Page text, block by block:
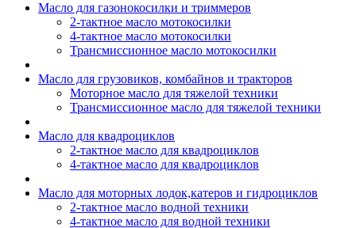
Масло для газонокосилки и триммеров
2-тактное масло мотокосилки
4-тактное масло мотокосилки
Трансмиссионное масло мотокосилки
Масло для грузовиков, комбайнов и тракторов
Моторное масло для тяжелой техники
Трансмиссионное масло для тяжелой техники
Масло для квадроциклов
2-тактное масло для квадроциклов
4-тактное масло для квадроциклов
Масло для моторных лодок,катеров и гидроциклов
2-тактное масло водной техники
4-тактное масло для водной техники